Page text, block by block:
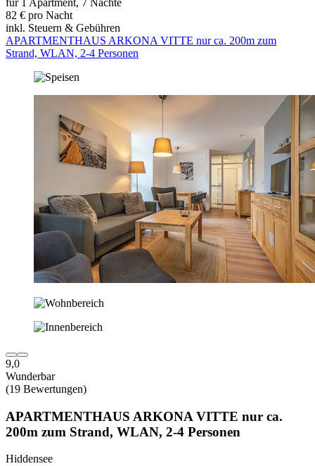
82 € pro Nacht
inkl. Steuern & Gebühren
APARTMENTHAUS ARKONA VITTE nur ca. 200m zum
Strand, WLAN, 2-4 Personen
9,0
Wunderbar
(19 Bewertungen)
APARTMENTHAUS ARKONA VITTE nur ca.
200m zum Strand, WLAN, 2-4 Personen
Hiddensee